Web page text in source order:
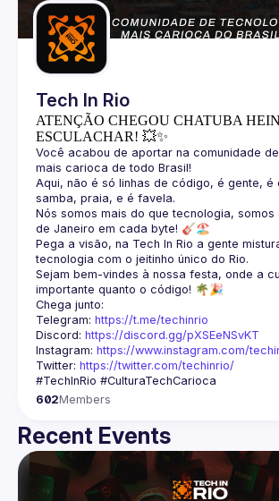
Tech In Rio
ATENÇÃO CHEGOU CHATUBA
ESCULACHAR! 💥✨
Você acabou de aportar na comunidade
Aqui, não é só linhas de código, é gente, é
Nós somos mais do que tecnologia, somos
Pega a visão, na Tech In Rio a gente
Sejam bem-vindes à nossa festa, onde a
Telegram: https://t.me/techinrio
Discord: https://discord.gg/pXSEeNSvKT
Instagram: https://www.instagram.com/
Twitter: https://twitter.com/techinrio/
602Members
Recent Events